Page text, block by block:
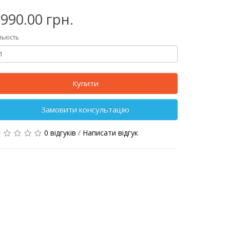
грн.
Купити
Замовити консультацію
0 відгуків / Написати відгук